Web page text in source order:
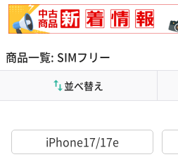
商品一覧: SIMフリー
並べ替え
iPhone17/17e